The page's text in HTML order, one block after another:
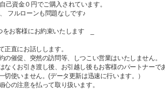
己資金０円でご購入されています。
フルローンも問題なしです♪
をお客様にお約束いたします _
正直にお話しします。
の催促、突然の訪問等、しつこい営業はいたしません。
なくお引き渡し後、お引越し後もお客様のパートナーで
切使いません。(データ更新は迅速に行います。）
心の注意を払って取り扱います。